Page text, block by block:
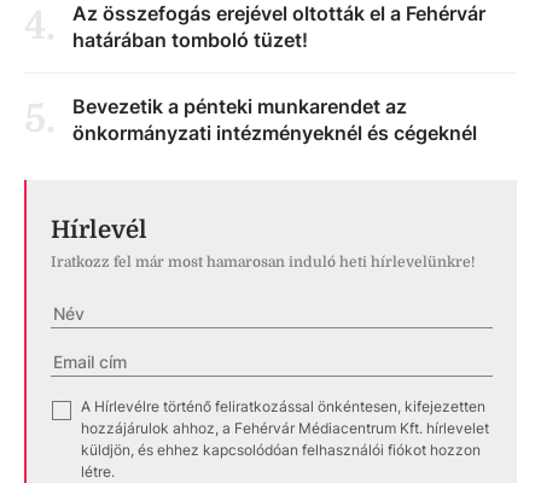
4.
Az összefogás erejével oltották el a Fehérvár
határában tomboló tüzet!
5.
Bevezetik a pénteki munkarendet az
önkormányzati intézményeknél és cégeknél
Hírlevél
Iratkozz fel már most hamarosan induló heti hírlevelünkre!
A Hírlevélre történő feliratkozással önkéntesen, kifejezetten
hozzájárulok ahhoz, a Fehérvár Médiacentrum Kft. hírlevelet
küldjön, és ehhez kapcsolódóan felhasználói fiókot hozzon
létre.